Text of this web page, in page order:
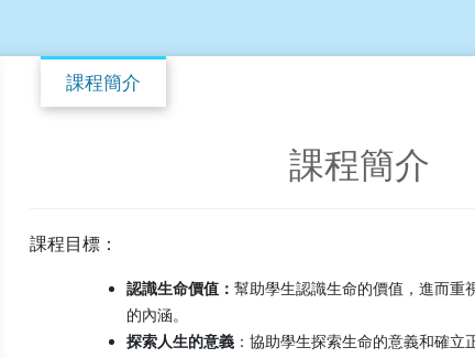
課程簡介
課程簡介
課程目標：
認識生命價值： 幫助學生認識生命的價值，進而重
的內涵。
探索人生的意義 ：協助學生探索生命的意義和確立